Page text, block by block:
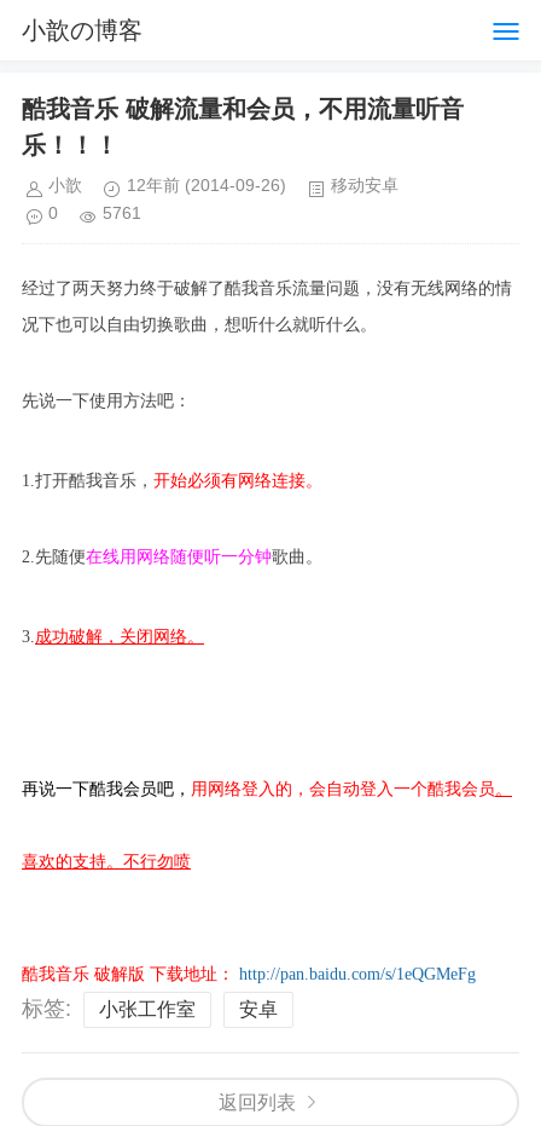
小歆の博客
酷我音乐 破解流量和会员，不用流量听音
乐！！！
小歆 12年前 (2014-09-26)
移动安卓
0
5761
经过了两天努力终于破解了酷我音乐流量问题，没有无线网络的情
况下也可以自由切换歌曲，想听什么就听什么。
先说一下使用方法吧：
1.打开酷我音乐， 开始必须有网络连接。
2.先随便在线用网络随便听一分钟歌曲。
3.成功破解，关闭网络。
再说一下酷我会员吧， 用网络登入的，会自动登入一个酷我会员。
喜欢的支持。不行勿喷
酷我音乐 破解版 下载地址： http://pan.baidu.com/s/1eQGMeFg
标签: 小张工作室 安卓
返回列表